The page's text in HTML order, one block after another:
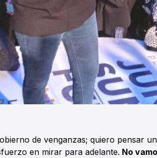
de venganzas; quiero pensar
en mirar para adelante. No